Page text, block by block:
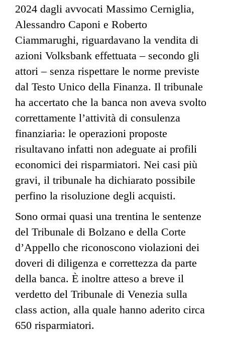
2024 dagli avvocati Massimo Cerniglia,
Alessandro Caponi e Roberto
Ciammarughi, riguardavano la vendita di
azioni Volksbank effettuata – secondo gli
attori – senza rispettare le norme previste
dal Testo Unico della Finanza. Il tribunale
ha accertato che la banca non aveva svolto
correttamente l’attività di consulenza
finanziaria: le operazioni proposte
risultavano infatti non adeguate ai profili
economici dei risparmiatori. Nei casi più
gravi, il tribunale ha dichiarato possibile
perfino la risoluzione degli acquisti.
Sono ormai quasi una trentina le sentenze
del Tribunale di Bolzano e della Corte
d’Appello che riconoscono violazioni dei
doveri di diligenza e correttezza da parte
della banca. È inoltre atteso a breve il
verdetto del Tribunale di Venezia sulla
class action, alla quale hanno aderito circa
650 risparmiatori.